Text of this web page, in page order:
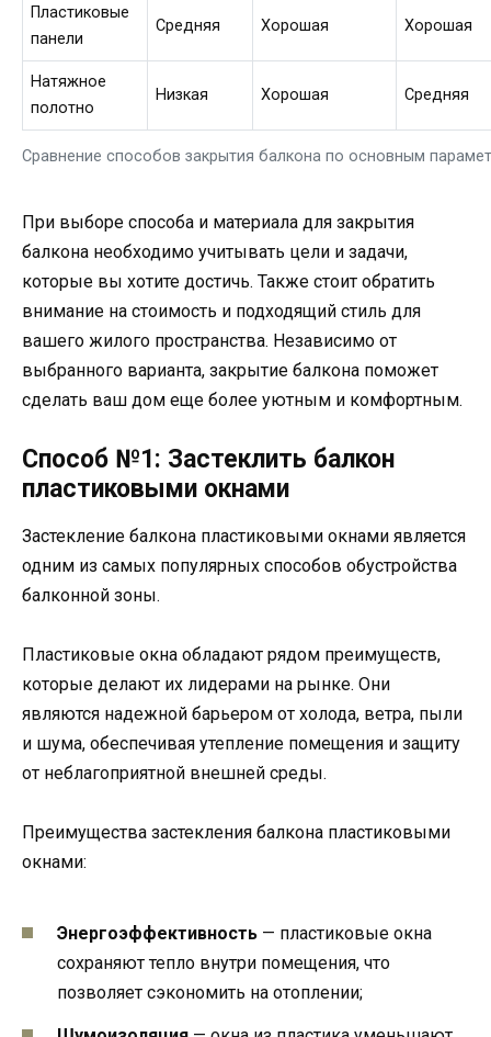
Сравнение способов закрытия балкона по основным
Пластиковые
панели
Средняя Хорошая Хорошая
Натяжное
полотно
Низкая Хорошая Средняя
При выборе способа и материала для закрытия
балкона необходимо учитывать цели и задачи,
которые вы хотите достичь. Также стоит обратить
внимание на стоимость и подходящий стиль для
вашего жилого пространства. Независимо от
выбранного варианта, закрытие балкона поможет
сделать ваш дом еще более уютным и комфортным.
Способ №1: Застеклить балкон
пластиковыми окнами
Застекление балкона пластиковыми окнами является
одним из самых популярных способов обустройства
балконной зоны.
Пластиковые окна обладают рядом преимуществ,
которые делают их лидерами на рынке. Они
являются надежной барьером от холода, ветра, пыли
и шума, обеспечивая утепление помещения и защиту
от неблагоприятной внешней среды.
Преимущества застекления балкона пластиковыми
окнами:
Энергоэффективность — пластиковые окна
сохраняют тепло внутри помещения, что
позволяет сэкономить на отоплении;